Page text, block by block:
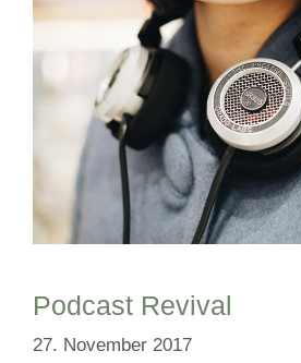
Podcast Revival
27. November 2017